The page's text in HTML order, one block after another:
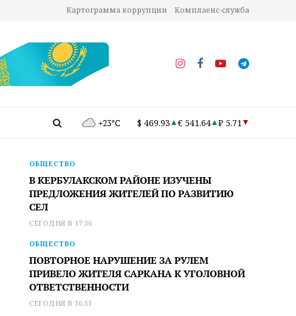
Картограмма коррупции Комплаенс-служба
+23°C $ 469.93 € 541.64 ₽ 5.71
ОБЩЕСТВО
В КЕРБУЛАКСКОМ РАЙОНЕ ИЗУЧЕНЫ
ПРЕДЛОЖЕНИЯ ЖИТЕЛЕЙ ПО РАЗВИТИЮ
СЕЛ
СЕГОДНЯ В 17:36
ОБЩЕСТВО
ПОВТОРНОЕ НАРУШЕНИЕ ЗА РУЛЕМ
ПРИВЕЛО ЖИТЕЛЯ САРКАНА К УГОЛОВНОЙ
ОТВЕТСТВЕННОСТИ
СЕГОДНЯ В 16:51